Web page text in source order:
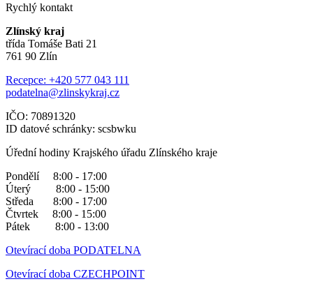
Rychlý kontakt
Zlínský kraj
třída Tomáše Bati 21
761 90 Zlín
Recepce: +420 577 043 111
podatelna@zlinskykraj.cz
IČO: 70891320
ID datové schránky: scsbwku
Úřední hodiny Krajského úřadu Zlínského kraje
Pondělí 8:00 - 17:00
Úterý 8:00 - 15:00
Středa 8:00 - 17:00
Čtvrtek 8:00 - 15:00
Pátek 8:00 - 13:00
Otevírací doba PODATELNA
Otevírací doba CZECHPOINT